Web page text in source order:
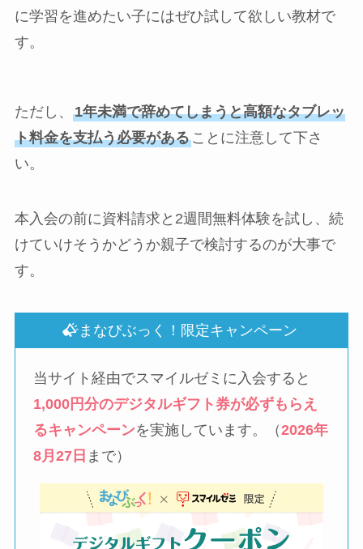
に学習を進めたい子にはぜひ試して欲しい教材で
す。
ただし、 1年未満で辞めてしまうと高額なタブレッ
ト料金を支払う必要があることに注意して下さ
い。
本入会の前に資料請求と2週間無料体験を試し、続
けていけそうかどうか親子で検討するのが大事で
す。
まなびぶっく！限定キャンペーン
当サイト経由でスマイルゼミに入会すると
1,000円分のデジタルギフト券が必ずもらえ
るキャンペーンを実施しています。（2026年
8月27日 まで）